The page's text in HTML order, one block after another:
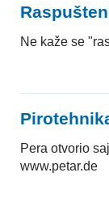
Ne kaže se
Pera otvorio
www.petar.de